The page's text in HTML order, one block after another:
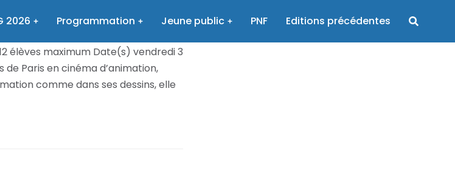
2026 Programmation Jeune public PNF Editions précédentes
élèves maximum Date(s) vendredi 3
Paris en cinéma d’animation,
comme dans ses dessins, elle